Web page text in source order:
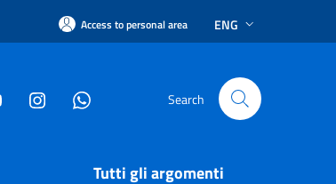
Access to personal area ENG
Search
Tutti gli argomenti